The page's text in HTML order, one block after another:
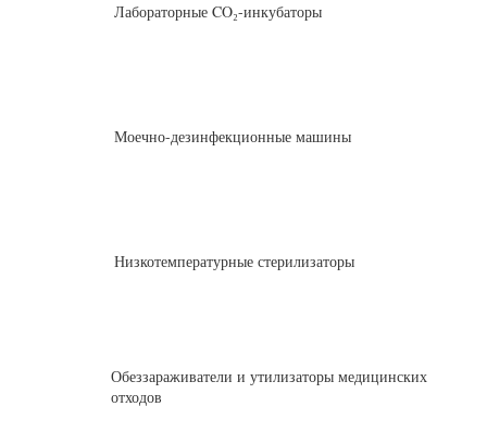
Лабораторные CO₂-инкубаторы
Моечно-дезинфекционные машины
Низкотемпературные стерилизаторы
Обеззараживатели и утилизаторы медицинских
отходов